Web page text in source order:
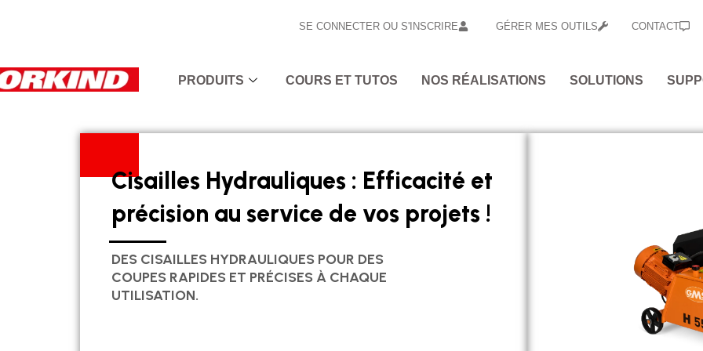
SE CONNECTER OU S'INSCRIRE GÉRER MES OUTILS CONTACT
PRODUITS COURS ET TUTOS NOS RÉALISATIONS SOLUTIONS
Cisailles Hydrauliques : Efficacité et
précision au service de vos projets !
DES CISAILLES HYDRAULIQUES POUR DES
COUPES RAPIDES ET PRÉCISES À CHAQUE
UTILISATION.